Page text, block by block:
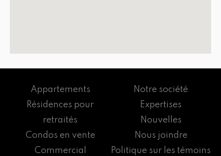
Appartements
Résidences pour
retraités
Condos en vente
Commercial
Notre société
Expertises
Nouvelles
Nous joindre
Politique sur les témoins